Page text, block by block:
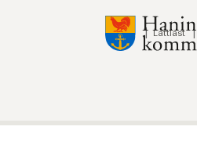
Till innehåll på
Lyssna Lättläst